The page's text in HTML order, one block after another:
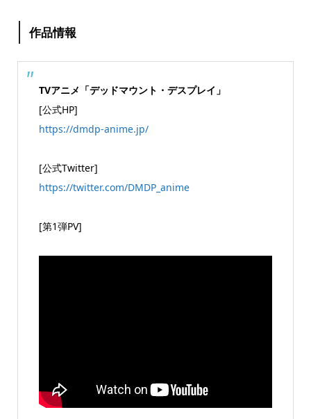
作品情報
TVアニメ「デッドマウント・デスプレイ」
[公式HP]
https://dmdp-anime.jp/
[公式Twitter]
https://twitter.com/DMDP_anime
[第1弾PV]